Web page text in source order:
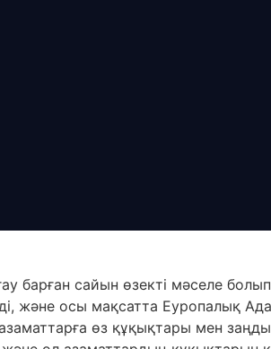
барған сайын өзекті мәселе
және осы мақсатта Еуропалық
өз құқықтары мен